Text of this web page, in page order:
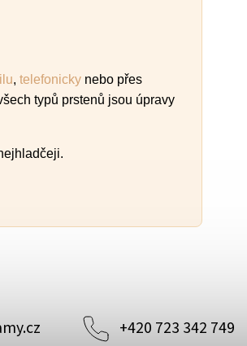
, telefonicky nebo přes
typů prstenů jsou úpravy
+420 723 342 749